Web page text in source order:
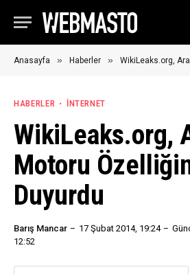
Anasayfa » Haberler » WikiLeaks.org,
HABERLER İNTERNET
WikiLeaks.org,
Motoru
Duyurdu
Barış Mancar 17 Şubat 2014, 19:24
12:52